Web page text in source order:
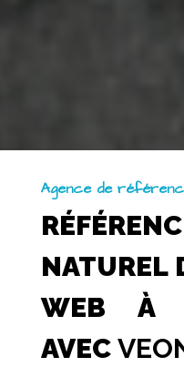
Agence de
NATUREL
WEB À
AVEC